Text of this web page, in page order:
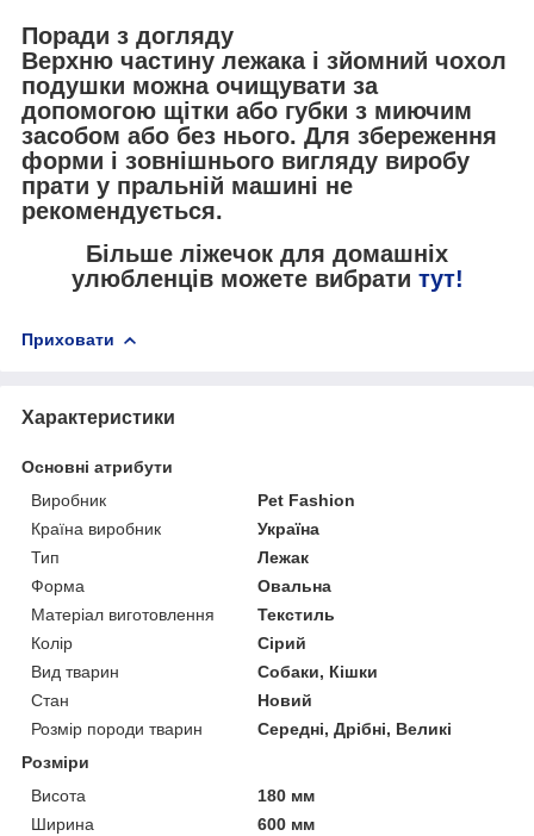
Поради з догляду
Верхню частину лежака і зйомний чохол
подушки можна очищувати за
допомогою щітки або губки з миючим
засобом або без нього. Для збереження
форми і зовнішнього вигляду виробу
прати у пральній машині не
рекомендується.
Більше ліжечок для домашніх
улюбленців можете вибрати тут!
Приховати
Характеристики
Основні атрибути
Виробник
Pet Fashion
Країна виробник
Україна
Тип
Лежак
Форма
Овальна
Матеріал виготовлення
Текстиль
Колір
Сірий
Вид тварин
Собаки, Кішки
Стан
Новий
Розмір породи тварин
Середні, Дрібні, Великі
Розміри
Висота
180 мм
Ширина
600 мм